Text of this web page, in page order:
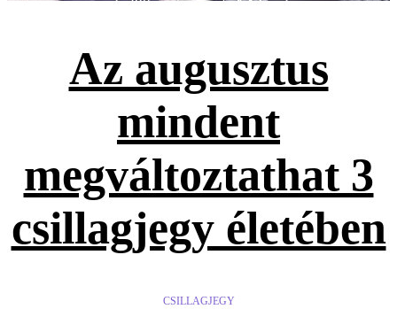
Az augusztus
mindent
megváltoztathat 3
csillagjegy életében
CSILLAGJEGY